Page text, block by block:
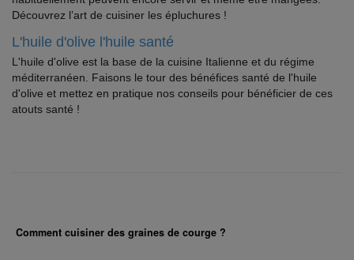
Découvrez l’art de cuisiner les épluchures !
L'huile d'olive l'huile santé
L'huile d'olive est la base de la cuisine Italienne et du régime
méditerranéen. Faisons le tour des bénéfices santé de l'huile
d'olive et mettez en pratique nos conseils pour bénéficier de ces
atouts santé !
Comment cuisiner des graines de courge ?